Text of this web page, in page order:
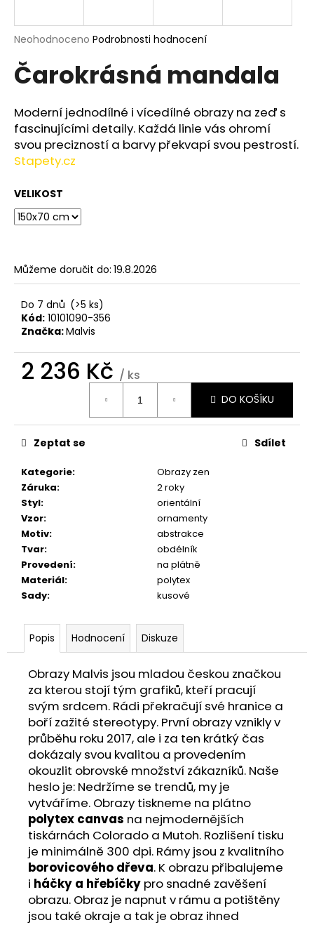
Průměrné
produktu
je
z
5
hvězdiček.
Neohodnoceno Podrobnosti hodnocení
Čarokrásná mandala
Moderní jednodílné i vícedílné obrazy na zeď s
fascinujícími detaily. Každá linie vás ohromí
svou precizností a barvy překvapí svou pestrostí.
Stapety.cz
VELIKOST
Můžeme doručit do: 19.8.2026
Do 7 dnů (>5 ks)
Kód: 10101090-356
Značka:Malvis
2 236 Kč / ks
DO KOŠÍKU
Kategorie:
Obrazy zen
Záruka:
2 roky
Styl:
orientální
Vzor:
ornamenty
Motiv:
abstrakce
Tvar:
obdélník
Provedení:
na plátně
Materiál:
polytex
Sady: kusové
Zeptat se Sdílet
Popis Hodnocení Diskuze
Obrazy Malvis jsou mladou českou značkou
za kterou stojí tým grafiků, kteří pracují
svým srdcem. Rádi překračují své hranice a
boří zažité stereotypy. První obrazy vznikly v
průběhu roku 2017, ale i za ten krátký čas
dokázaly svou kvalitou a provedením
okouzlit obrovské množství zákazníků. Naše
heslo je: Nedržíme se trendů, my je
vytváříme. Obrazy tiskneme na plátno
polytex canvas na nejmodernějších
tiskárnách Colorado a Mutoh. Rozlišení tisku
je minimálně 300 dpi. Rámy jsou z kvalitního
borovicového dřeva. K obrazu přibalujeme
i háčky a hřebíčky pro snadné zavěšení
obrazu. Obraz je napnut v rámu a potištěny
jsou také okraje a tak je obraz ihned
j
t
?
D
o
r
u
č
u
j
m
NA
SLUNEČNICE
599
Kč